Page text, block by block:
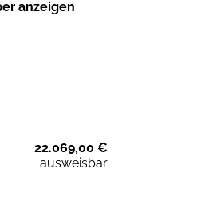
anzeigen
22.069,00 €
ausweisbar